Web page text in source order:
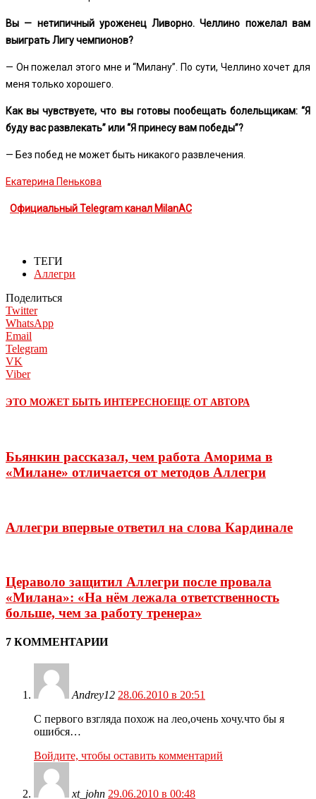
Вы — нетипичный уроженец Ливорно. Челлино пожелал вам
выиграть Лигу чемпионов?
— Он пожелал этого мне и “Милану”. По сути, Челлино хочет для
меня только хорошего.
Как вы чувствуете, что вы готовы пообещать болельщикам: “Я
буду вас развлекать” или “Я принесу вам победы”?
— Без побед не может быть никакого развлечения.
Екатерина Пенькова
Официальный Telegram канал MilanAC
ТЕГИ
Аллегри
Поделиться
Twitter
WhatsApp
Email
Telegram
VK
Viber
ЭТО МОЖЕТ БЫТЬ ИНТЕРЕСНОЕЩЕ ОТ АВТОРА
Бьянкин рассказал, чем работа Аморима в
«Милане» отличается от методов Аллегри
Аллегри впервые ответил на слова Кардинале
Цераволо защитил Аллегри после провала
«Милана»: «На нём лежала ответственность
больше, чем за работу тренера»
7 КОММЕНТАРИИ
Andrey12 28.06.2010 в 20:51
С первого взгляда похож на лео,очень хочу.что бы я
ошибся…
Войдите, чтобы оставить комментарий
xt_john 29.06.2010 в 00:48